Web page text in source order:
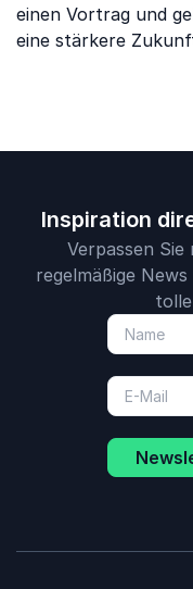
einen Vortrag und
eine stärkere
Inspiration
Verpassen
regelmäßige